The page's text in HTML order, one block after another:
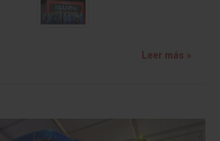
Leer más »